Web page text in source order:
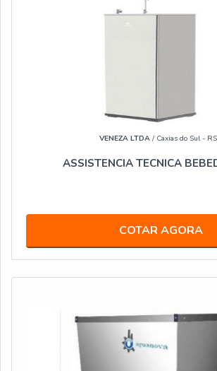
VENEZA LTDA/ Caxias do Sul - RS
ASSISTENCIA TECNICA
COTAR AGORA